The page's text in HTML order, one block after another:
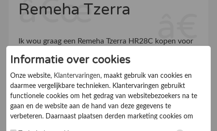
Remeha Tzerra
Ik wou graag een Remeha Tzerra HR28C kopen voor
een scherpe prijs en een goedkoop
onderhoudsabonnement. Dit bedrijf kon daarin
voorzien!
Pluspunten
Afspraken nagekomen
Informatie over cookies
Onze website, Klantervaringen, maakt gebruik van cookies en
daarmee vergelijkbare technieken. Klantervaringen gebruikt
functionele cookies om het gedrag van websitebezoekers na te
gaan en de website aan de hand van deze gegevens te
verbeteren. Daarnaast plaatsen derden marketing cookies om